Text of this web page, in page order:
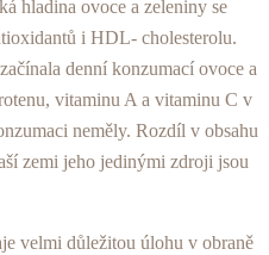
hladina ovoce a zeleniny se
i HDL- cholesterolu.
denní konzumací ovoce a
vitaminu A a vitaminu C v
neměly. Rozdíl v obsahu
zemi jeho jedinými zdroji jsou
velmi důležitou úlohu v obraně